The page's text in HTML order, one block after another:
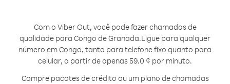
Com o Viber Out, você pode fazer chamadas de
qualidade para Congo de Granada.Ligue para qualquer
número em Congo, tanto para telefone fixo quanto para
celular, a partir de apenas 59.0 ¢ por minuto.
Compre pacotes de crédito ou um plano de chamadas